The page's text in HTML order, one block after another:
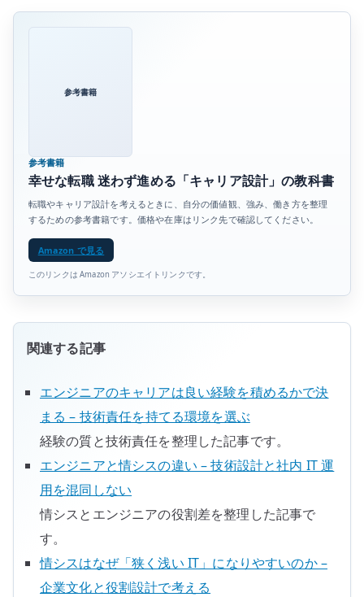
参考書籍
参考書籍
幸せな転職 迷わず進める「キャリア設計」の教科書
転職やキャリア設計を考えるときに、自分の価値観、強み、働き方を整理
するための参考書籍です。価格や在庫はリンク先で確認してください。
Amazon で見る
このリンクは Amazon アソシエイトリンクです。
関連する記事
エンジニアのキャリアは良い経験を積めるかで決
まる – 技術責任を持てる環境を選ぶ
経験の質と技術責任を整理した記事です。
エンジニアと情シスの違い – 技術設計と社内 IT 運
用を混同しない
情シスとエンジニアの役割差を整理した記事で
す。
情シスはなぜ「狭く浅い IT」になりやすいのか –
企業文化と役割設計で考える